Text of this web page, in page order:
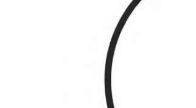
navigation